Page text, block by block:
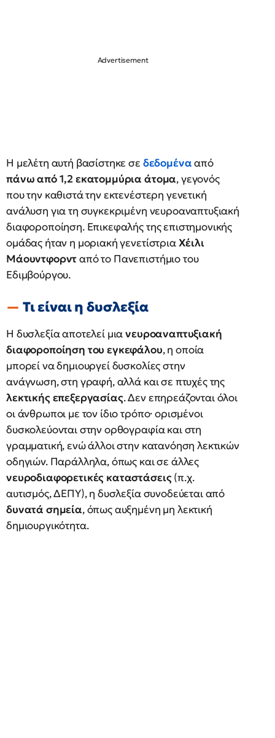
Η μελέτη αυτή βασίστηκε σε δεδομένααπό
πάνω από 1,2 εκατομμύρια άτομα, γεγονός
που την καθιστά την εκτενέστερη γενετική
ανάλυση για τη συγκεκριμένη νευροαναπτυξιακή
διαφοροποίηση. Επικεφαλής της επιστημονικής
ομάδας ήταν η μοριακή γενετίστριαΧέιλι
Μάουντφορνταπό το Πανεπιστήμιο του
Εδιμβούργου.
Τι είναι η δυσλεξία
Η δυσλεξία αποτελεί μιανευροαναπτυξιακή
διαφοροποίηση του εγκεφάλου, η οποία
μπορεί να δημιουργεί δυσκολίες στην
ανάγνωση, στη γραφή, αλλά και σε πτυχές της
λεκτικής επεξεργασίας. Δεν επηρεάζονται όλοι
οι άνθρωποι με τον ίδιο τρόπο· ορισμένοι
δυσκολεύονται στην ορθογραφία και στη
γραμματική, ενώ άλλοι στην κατανόηση λεκτικών
οδηγιών. Παράλληλα, όπως και σε άλλες
νευροδιαφορετικές καταστάσεις(π.χ.
αυτισμός, ΔΕΠΥ), η δυσλεξία συνοδεύεται από
δυνατά σημεία, όπως αυξημένη μη λεκτική
δημιουργικότητα.